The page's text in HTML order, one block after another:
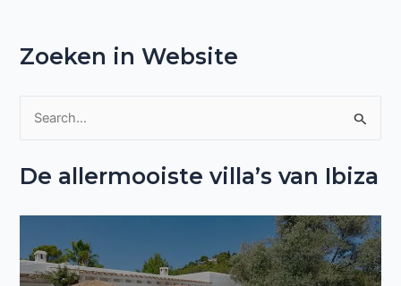
Zoeken in Website
e
a
De allermooiste villa’s van Ibiza